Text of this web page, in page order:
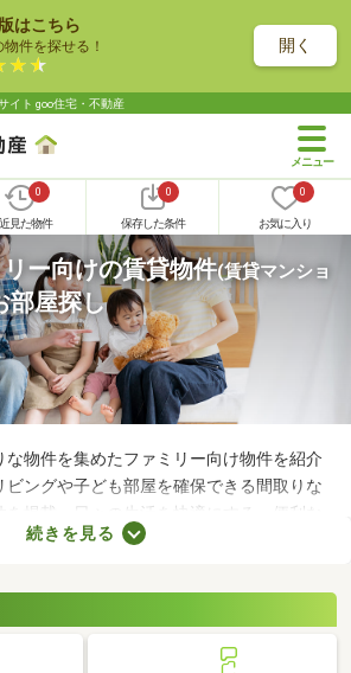
はこちら
件を探せる！ 開く
イト goo住宅・不動産
0
見た物件
0
保存した条件
0
お気に入り
ー向けの賃貸物件(賃貸マンショ
部屋探し
物件を集めたファミリー向け物件を紹介
ビングや子ども部屋を確保できる間取りな
を掲載。日々の生活を快適にする、便利な
お伝えします。子育て世帯はもちろん、こ
続きを見る